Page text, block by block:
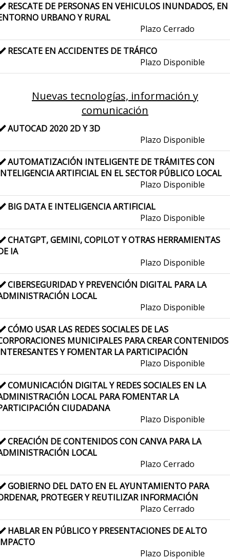
RESCATE DE PERSONAS EN VEHICULOS INUNDADOS, EN
URBANO Y RURAL
Plazo Cerrado
RESCATE EN ACCIDENTES DE TRÁFICO
Plazo Disponible
Nuevas tecnologías, información y
comunicación
AUTOCAD 2020 2D Y 3D
Plazo Disponible
AUTOMATIZACIÓN INTELIGENTE DE TRÁMITES CON
ARTIFICIAL EN EL SECTOR PÚBLICO LOCAL
Plazo Disponible
BIG DATA E INTELIGENCIA ARTIFICIAL
Plazo Disponible
CHATGPT, GEMINI, COPILOT Y OTRAS HERRAMIENTAS
IA
Plazo Disponible
CIBERSEGURIDAD Y PREVENCIÓN DIGITAL PARA LA
LOCAL
Plazo Disponible
CÓMO USAR LAS REDES SOCIALES DE LAS
MUNICIPALES PARA CREAR CONTENIDOS
Y FOMENTAR LA PARTICIPACIÓN
Plazo Disponible
COMUNICACIÓN DIGITAL Y REDES SOCIALES EN LA
LOCAL PARA FOMENTAR LA
CIUDADANA
Plazo Disponible
CREACIÓN DE CONTENIDOS CON CANVA PARA LA
LOCAL
Plazo Cerrado
GOBIERNO DEL DATO EN EL AYUNTAMIENTO PARA
PROTEGER Y REUTILIZAR INFORMACIÓN
Plazo Cerrado
HABLAR EN PÚBLICO Y PRESENTACIONES DE ALTO
Plazo Disponible